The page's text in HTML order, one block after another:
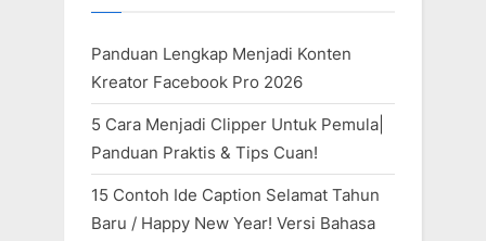
Panduan Lengkap Menjadi Konten
Kreator Facebook Pro 2026
5 Cara Menjadi Clipper Untuk Pemula|
Panduan Praktis & Tips Cuan!
15 Contoh Ide Caption Selamat Tahun
Baru / Happy New Year! Versi Bahasa